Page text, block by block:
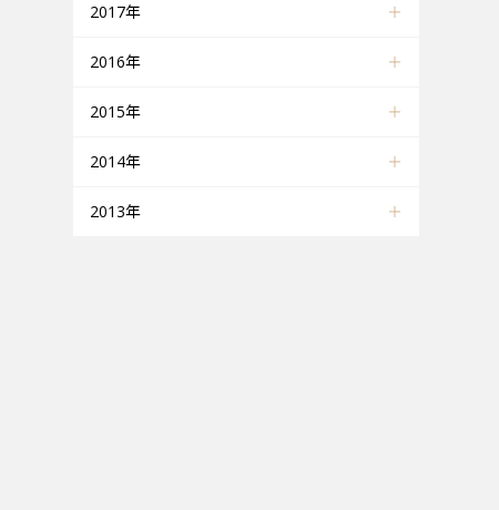
2017年
2016年
2015年
2014年
2013年